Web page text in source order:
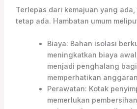
Terlepas dari kemajuan yang
tetap ada. Hambatan umum
Biaya: Bahan isolasi
meningkatkan biaya
menjadi penghalang
memperhatikan
Perawatan: Kotak
memerlukan